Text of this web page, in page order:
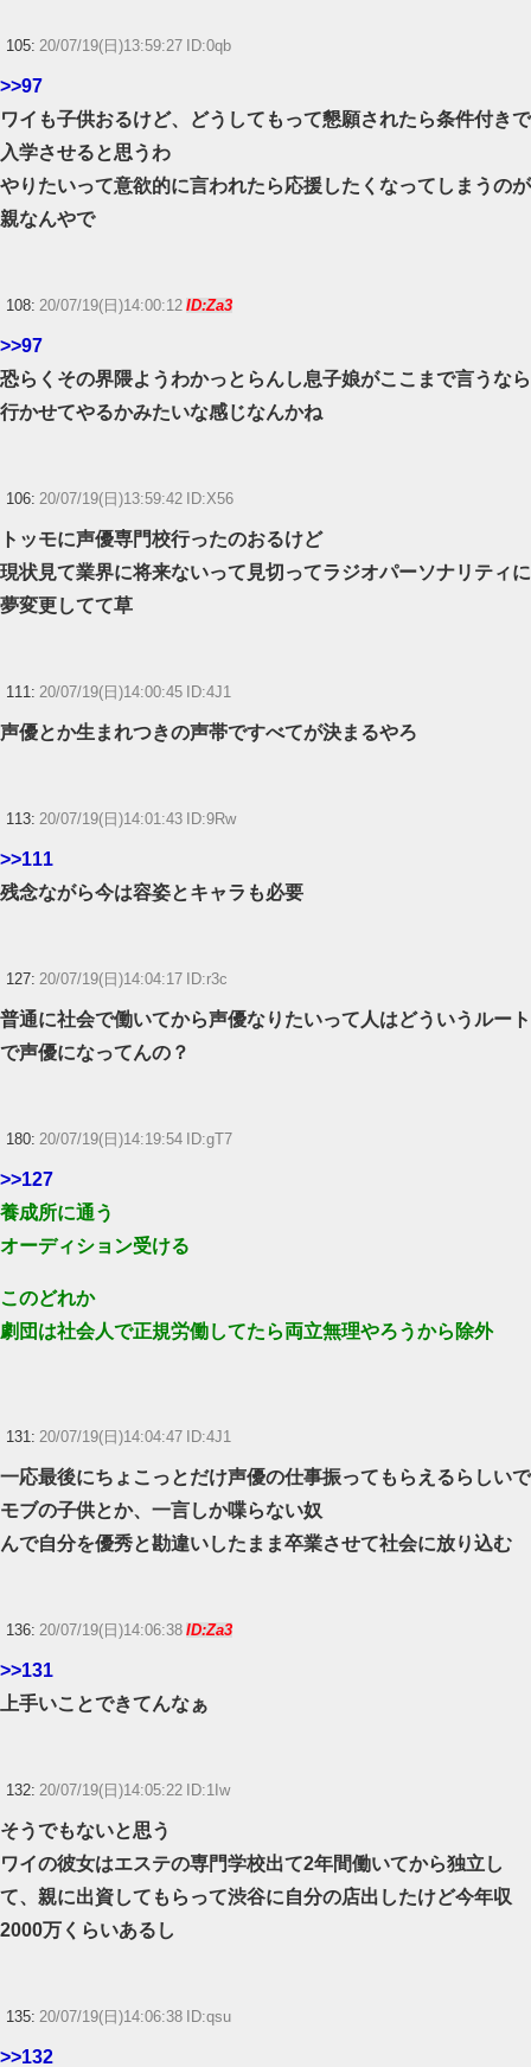
105: 20/07/19(日)13:59:27 ID:0qb
>>97
ワイも子供おるけど、どうしてもって懇願されたら条件付きで
入学させると思うわ
やりたいって意欲的に言われたら応援したくなってしまうのが
親なんやで
108: 20/07/19(日)14:00:12 ID:Za3
>>97
恐らくその界隈ようわかっとらんし息子娘がここまで言うなら
行かせてやるかみたいな感じなんかね
106: 20/07/19(日)13:59:42 ID:X56
トッモに声優専門校行ったのおるけど
現状見て業界に将来ないって見切ってラジオパーソナリティに
夢変更してて草
111: 20/07/19(日)14:00:45 ID:4J1
声優とか生まれつきの声帯ですべてが決まるやろ
113: 20/07/19(日)14:01:43 ID:9Rw
>>111
残念ながら今は容姿とキャラも必要
127: 20/07/19(日)14:04:17 ID:r3c
普通に社会で働いてから声優なりたいって人はどういうルート
で声優になってんの？
180: 20/07/19(日)14:19:54 ID:gT7
>>127
養成所に通う
オーディション受ける
このどれか
劇団は社会人で正規労働してたら両立無理やろうから除外
131: 20/07/19(日)14:04:47 ID:4J1
一応最後にちょこっとだけ声優の仕事振ってもらえるらしいで
モブの子供とか、一言しか喋らない奴
んで自分を優秀と勘違いしたまま卒業させて社会に放り込む
136: 20/07/19(日)14:06:38 ID:Za3
>>131
上手いことできてんなぁ
132: 20/07/19(日)14:05:22 ID:1Iw
そうでもないと思う
ワイの彼女はエステの専門学校出て2年間働いてから独立し
て、親に出資してもらって渋谷に自分の店出したけど今年収
2000万くらいあるし
135: 20/07/19(日)14:06:38 ID:qsu
>>132